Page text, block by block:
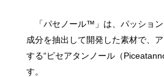
「パセノール™」は、パッション
成分を抽出して開発した素材で、
する“ピセアタンノール（
す。